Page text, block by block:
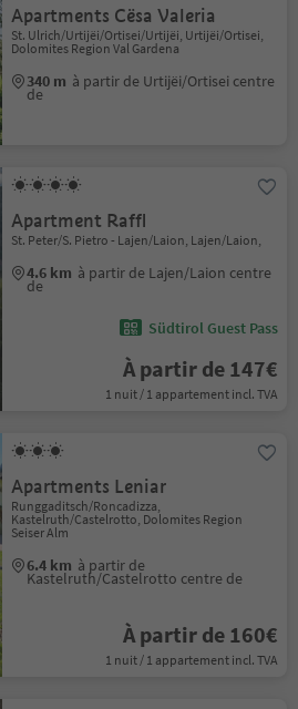
Apartments Cësa Valeria
St. Ulrich/Urtijëi/Ortisei/Urtijëi, Urtijëi/Ortisei,
Dolomites Region Val Gardena
340 m à partir de Urtijëi/Ortisei centre
de
Apartment Raffl
St. Peter/S. Pietro - Lajen/Laion, Lajen/Laion,
4.6 km à partir de Lajen/Laion centre
de
Südtirol Guest Pass
À partir de 147€
1 nuit / 1 appartement incl. TVA
Apartments Leniar
Runggaditsch/Roncadizza,
Kastelruth/Castelrotto, Dolomites Region
Seiser Alm
6.4 km à partir de
Kastelruth/Castelrotto centre de
À partir de 160€
1 nuit / 1 appartement incl. TVA